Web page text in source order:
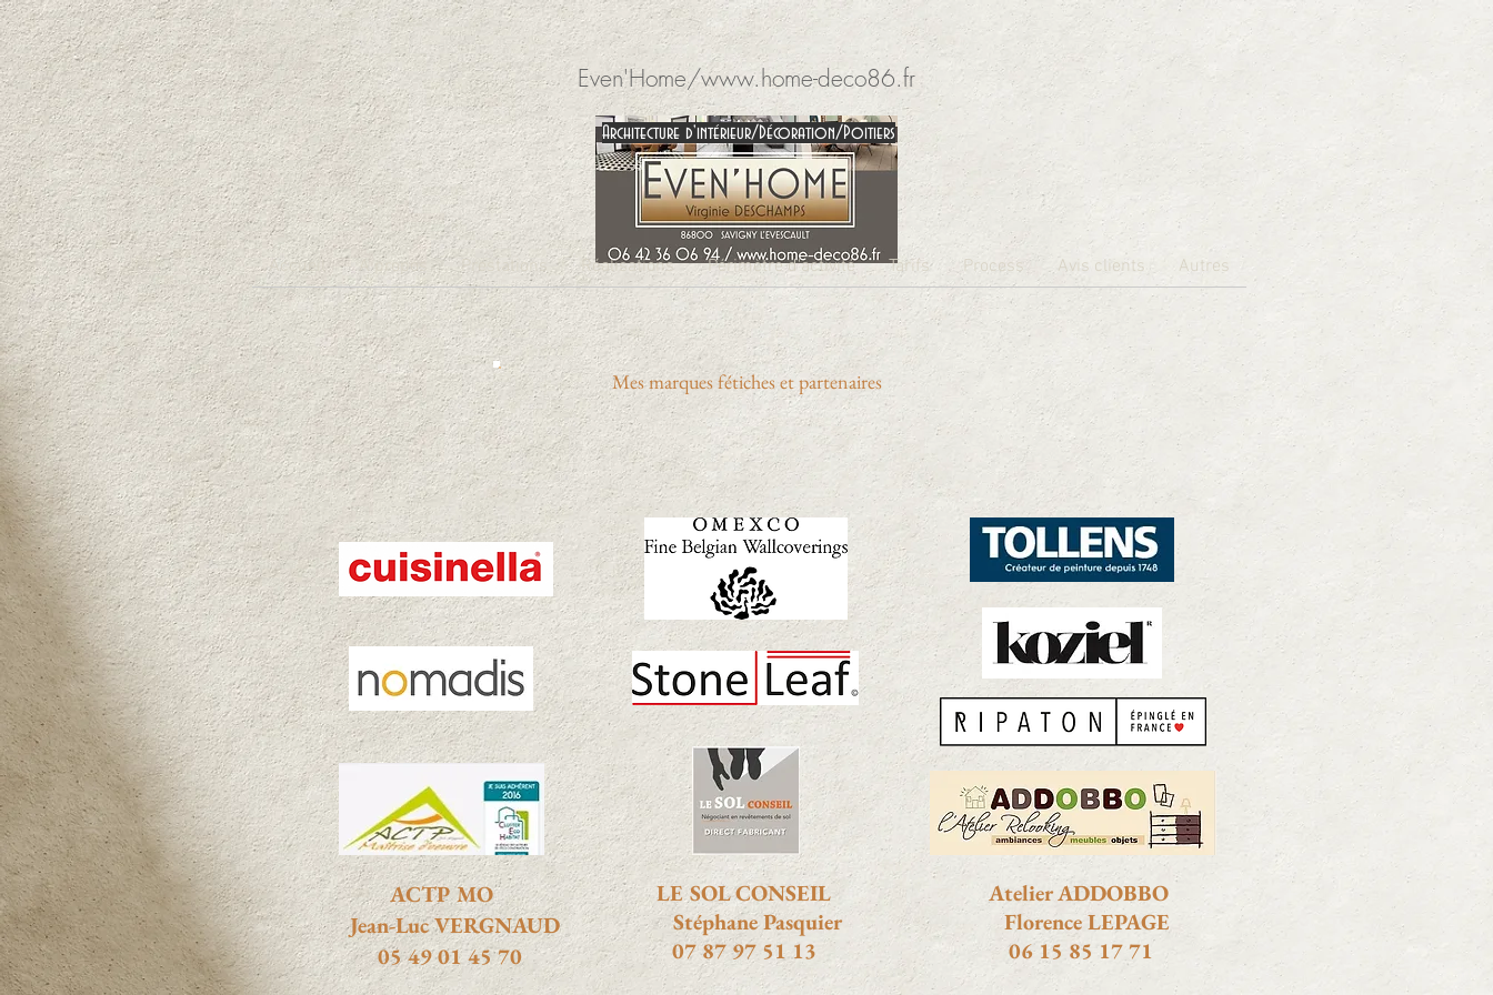
Even'Home/www.home-deco86.fr
Architecture d'intérieur/Décoration/Poitiers
Accueil A propos Prestations Réalisations Périmètre d'activité Tarifs Process Avis clients Autres
Mes marques fétiches et partenaires
ACTP MO
Jean-Luc VERGNAUD
05 49 01 45 70
LE SOL CONSEIL
Stéphane Pasquier
07 87 97 51 13
Atelier ADDOBBO
Florence LEPAGE
06 15 85 17 71